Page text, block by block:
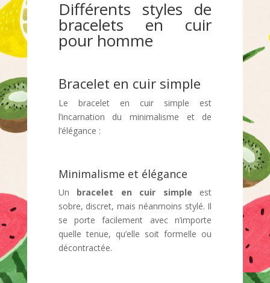
Différents styles de
bracelets en cuir
pour homme
Bracelet en cuir simple
Le bracelet en cuir simple est
l’incarnation du minimalisme et de
l’élégance :
Minimalisme et élégance
Un bracelet en cuir simple est
sobre, discret, mais néanmoins stylé. Il
se porte facilement avec n’importe
quelle tenue, qu’elle soit formelle ou
décontractée.